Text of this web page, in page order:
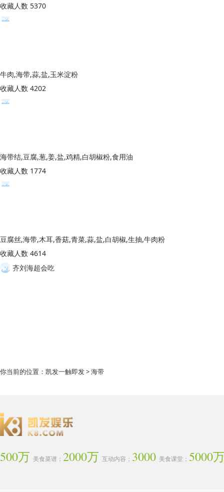
收藏人数 5370
牛肉,海带,蒜,盐,玉米淀粉
收藏人数 4202
海带结,豆腐,葱,姜,盐,鸡精,白胡椒粉,食用油
收藏人数 1774
豆腐丝,海带,木耳,香菇,青菜,蒜,盐,白胡椒,生抽,牛肉粉
收藏人数 4614
齐刘海超会吃
你当前的位置： 凯发一触即发> 海带
500万 美食菜谱； 2000万 互动内容； 3000 美食课堂； 5000